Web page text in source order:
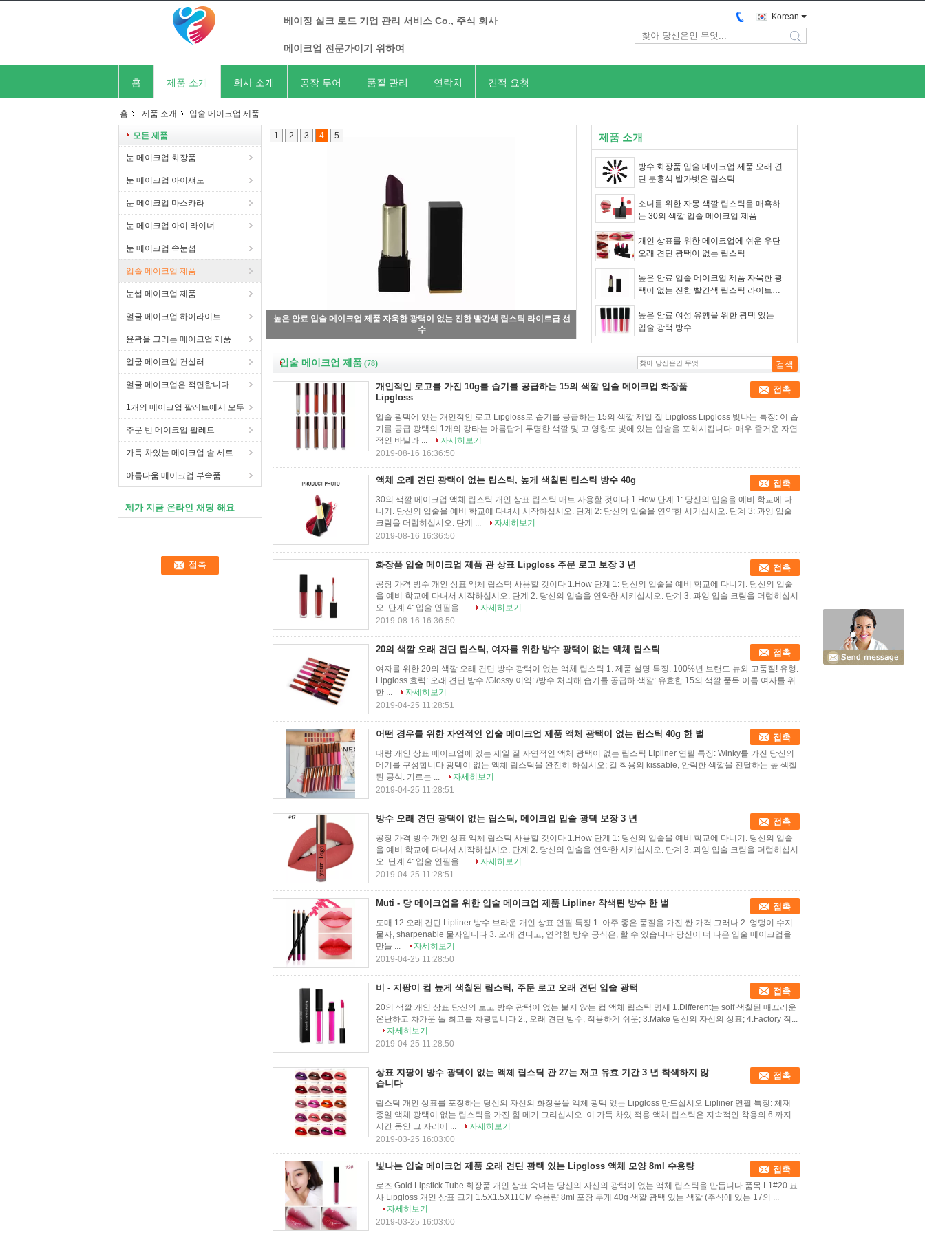
베이징 실크 로드 기업 관리 서비스 Co., 주식 회사
메이크업 전문가이기 위하여
Korean
search
홈 제품 소개 회사 소개 공장 투어 품질 관리 연락처 견적 요청
홈 제품 소개 입술 메이크업 제품
모든 제품
눈 메이크업 화장품
눈 메이크업 아이섀도
눈 메이크업 마스카라
눈 메이크업 아이 라이너
눈 메이크업 속눈섭
입술 메이크업 제품
눈썹 메이크업 제품
얼굴 메이크업 하이라이트
윤곽을 그리는 메이크업 제품
얼굴 메이크업 컨실러
얼굴 메이크업은 적면합니다
1개의 메이크업 팔레트에서 모두
주문 빈 메이크업 팔레트
가득 차있는 메이크업 솔 세트
아름다움 메이크업 부속품
제가 지금 온라인 채팅 해요
높은 안료 여성 유행을 위한 광택 있는 입술 광택 방수
1 2 3 4 5 제품 소개
방수 화장품 입술 메이크업 제품 오래 견
딘 분홍색 발가벗은 립스틱
소녀를 위한 자몽 색깔 립스틱을 매혹하
는 30의 색깔 입술 메이크업 제품
개인 상표를 위한 메이크업에 쉬운 우단
오래 견딘 광택이 없는 립스틱
높은 안료 입술 메이크업 제품 자욱한 광
택이 없는 진한 빨간색 립스틱 라이트급
높은 안료 여성 유행을 위한 광택 있는
입술 광택 방수
입술 메이크업 제품 (78)
개인적인 로고를 가진 10g를 습기를 공급하는 15의 색깔 입술 메이크업 화장품
Lipgloss
접촉
입술 광택에 있는 개인적인 로고 Lipgloss로 습기를 공급하는 15의 색깔 제일 질 Lipgloss Lipgloss 빛나는 특징: 이 습
기를 공급 광택의 1개의 강타는 아름답게 투명한 색깔 및 고 영향도 빛에 있는 입술을 포화시킵니다. 매우 즐거운 자연
적인 바닐라 ...
자세히보기
2019-08-16 16:36:50
액체 오래 견딘 광택이 없는 립스틱, 높게 색칠된 립스틱 방수 40g 접촉
30의 색깔 메이크업 액체 립스틱 개인 상표 립스틱 매트 사용할 것이다 1.How 단계 1: 당신의 입술을 예비 학교에 다
니기. 당신의 입술을 예비 학교에 다녀서 시작하십시오. 단계 2: 당신의 입술을 연약한 시키십시오. 단계 3: 과잉 입술
크림을 더럽히십시오. 단계 ...
자세히보기
2019-08-16 16:36:50
화장품 입술 메이크업 제품 관 상표 Lipgloss 주문 로고 보장 3 년 접촉
공장 가격 방수 개인 상표 액체 립스틱 사용할 것이다 1.How 단계 1: 당신의 입술을 예비 학교에 다니기. 당신의 입술
을 예비 학교에 다녀서 시작하십시오. 단계 2: 당신의 입술을 연약한 시키십시오. 단계 3: 과잉 입술 크림을 더럽히십시
오. 단계 4: 입술 연필을 ...
자세히보기
2019-08-16 16:36:50
20의 색깔 오래 견딘 립스틱, 여자를 위한 방수 광택이 없는 액체 립스틱 접촉
여자를 위한 20의 색깔 오래 견딘 방수 광택이 없는 액체 립스틱 1. 제품 설명 특징: 100%년 브랜드 뉴와 고품질! 유형:
Lipgloss 효력: 오래 견딘 방수 /Glossy 이익: /방수 처리해 습기를 공급하 색깔: 유효한 15의 색깔 품목 이름 여자를 위
한 ...
자세히보기
2019-04-25 11:28:51
어떤 경우를 위한 자연적인 입술 메이크업 제품 액체 광택이 없는 립스틱 40g 한 벌 접촉
대량 개인 상표 메이크업에 있는 제일 질 자연적인 액체 광택이 없는 립스틱 Lipliner 연필 특징: Winky를 가진 당신의
메기를 구성합니다 광택이 없는 액체 립스틱을 완전히 하십시오; 길 착용의 kissable, 안락한 색깔을 전달하는 높 색칠
된 공식. 기르는 ...
자세히보기
2019-04-25 11:28:51
방수 오래 견딘 광택이 없는 립스틱, 메이크업 입술 광택 보장 3 년 접촉
공장 가격 방수 개인 상표 액체 립스틱 사용할 것이다 1.How 단계 1: 당신의 입술을 예비 학교에 다니기. 당신의 입술
을 예비 학교에 다녀서 시작하십시오. 단계 2: 당신의 입술을 연약한 시키십시오. 단계 3: 과잉 입술 크림을 더럽히십시
오. 단계 4: 입술 연필을 ...
자세히보기
2019-04-25 11:28:51
Muti - 당 메이크업을 위한 입술 메이크업 제품 Lipliner 착색된 방수 한 벌 접촉
도매 12 오래 견딘 Lipliner 방수 브라운 개인 상표 연필 특징 1. 아주 좋은 품질을 가진 싼 가격 그러나 2. 엉덩이 수지
물자, sharpenable 물자입니다 3. 오래 견디고, 연약한 방수 공식은, 할 수 있습니다 당신이 더 나은 입술 메이크업을
만들 ...
자세히보기
2019-04-25 11:28:50
비 - 지팡이 컵 높게 색칠된 립스틱, 주문 로고 오래 견딘 입술 광택 접촉
20의 색깔 개인 상표 당신의 로고 방수 광택이 없는 붙지 않는 컵 액체 립스틱 명세 1.Different는 solf 색칠된 매끄러운
온난하고 차가운 돌 최고를 차광합니다 2., 오래 견딘 방수, 적용하게 쉬운; 3.Make 당신의 자신의 상표; 4.Factory 직...
자세히보기
2019-04-25 11:28:50
상표 지팡이 방수 광택이 없는 액체 립스틱 관 27는 재고 유효 기간 3 년 착색하지 않
습니다
접촉
립스틱 개인 상표를 포장하는 당신의 자신의 화장품을 액체 광택 있는 Lipgloss 만드십시오 Lipliner 연필 특징: 체재
종일 액체 광택이 없는 립스틱을 가진 힘 메기 그리십시오. 이 가득 차있 적용 액체 립스틱은 지속적인 착용의 6 까지
시간 동안 그 자리에 ...
자세히보기
2019-03-25 16:03:00
빛나는 입술 메이크업 제품 오래 견딘 광택 있는 Lipgloss 액체 모양 8ml 수용량 접촉
로즈 Gold Lipstick Tube 화장품 개인 상표 숙녀는 당신의 자신의 광택이 없는 액체 립스틱을 만듭니다 품목 L1#20 묘
사 Lipgloss 개인 상표 크기 1.5X1.5X11CM 수용량 8ml 포장 무게 40g 색깔 광택 있는 색깔 (주식에 있는 17의 ...
자세히보기
2019-03-25 16:03:00